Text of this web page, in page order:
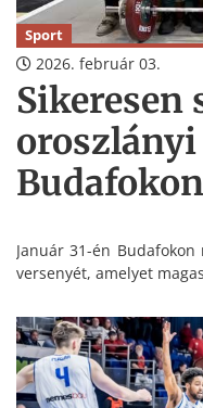
Sport
2026. február 03.
Sikeresen
Budafokon
Január 31-én
versenyét, amelyet